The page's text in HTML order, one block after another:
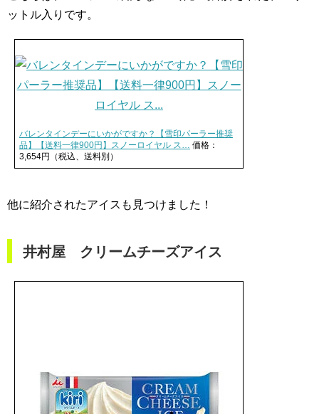
ットル入りです。
バレンタインデーにいかがですか？【雪印パーラー推奨
品】【送料一律900円】スノーロイヤル ス… 価格：
3,654円（税込、送料別）
他に紹介されたアイスも見つけました！
井村屋 クリームチーズアイス